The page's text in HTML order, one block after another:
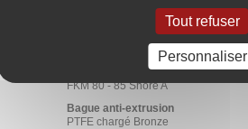
Vérins hydrauliques
FKM 80 - 85 Shore A
Bague anti-extrusion
PTFE chargé Bronze
Tout refuser
Personnaliser